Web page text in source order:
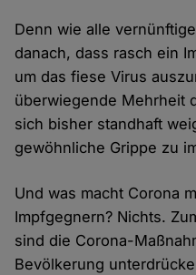
Denn wie alle
danach, dass rasch ein
um das fiese Virus
überwiegende Mehrheit
sich bisher standhaft
gewöhnliche Grippe zu
Und was macht Corona
Impfgegnern? Nichts.
sind die Corona-
Bevölkerung